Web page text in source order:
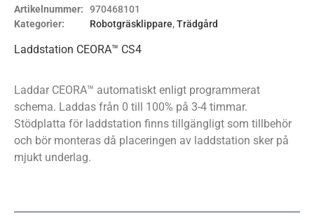
Artikelnummer:
970468101
Kategorier:
Robotgräsklippare,Trädgård
Laddstation CEORA™ CS4
Laddar CEORA™ automatiskt enligt programmerat
schema. Laddas från 0 till 100% på 3-4 timmar.
Stödplatta för laddstation finns tillgängligt som tillbehör
och bör monteras då placeringen av laddstation sker på
mjukt underlag.